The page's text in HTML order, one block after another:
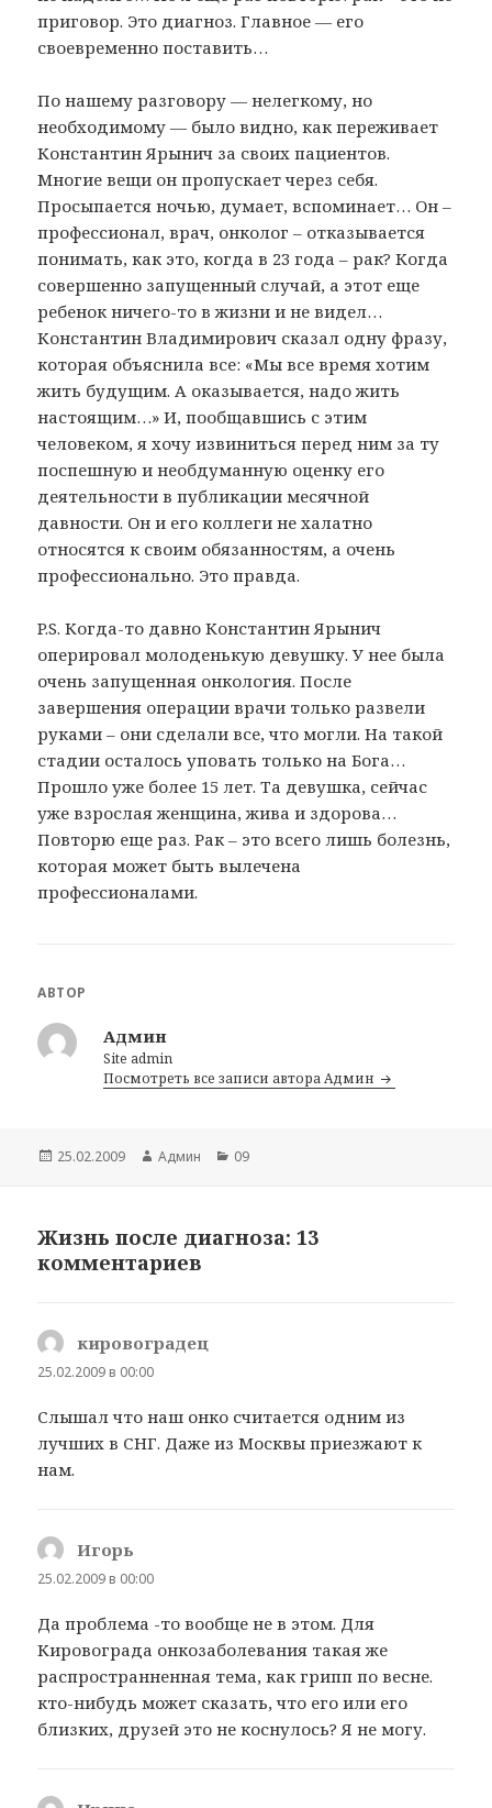
приговор. Это диагноз. Главное — его
своевременно поставить…
По нашему разговору — нелегкому, но
необходимому — было видно, как переживает
Константин Ярынич за своих пациентов.
Многие вещи он пропускает через себя.
Просыпается ночью, думает, вспоминает… Он –
профессионал, врач, онколог – отказывается
понимать, как это, когда в 23 года – рак? Когда
совершенно запущенный случай, а этот еще
ребенок ничего-то в жизни и не видел…
Константин Владимирович сказал одну фразу,
которая объяснила все: «Мы все время хотим
жить будущим. А оказывается, надо жить
настоящим…» И, пообщавшись с этим
человеком, я хочу извиниться перед ним за ту
поспешную и необдуманную оценку его
деятельности в публикации месячной
давности. Он и его коллеги не халатно
относятся к своим обязанностям, а очень
профессионально. Это правда.
P.S. Когда-то давно Константин Ярынич
оперировал молоденькую девушку. У нее была
очень запущенная онкология. После
завершения операции врачи только развели
руками – они сделали все, что могли. На такой
стадии осталось уповать только на Бога…
Прошло уже более 15 лет. Та девушка, сейчас
уже взрослая женщина, жива и здорова…
Повторю еще раз. Рак – это всего лишь болезнь,
которая может быть вылечена
профессионалами.
АВТОР
Админ
Site admin
Посмотреть все записи автора Админ
Опубликовано
25.02.2009 Автор
Админ Рубрики
09
Жизнь после диагноза: 13
комментариев
кировоградец
25.02.2009 в 00:00
Слышал что наш онко считается одним из
лучших в СНГ. Даже из Москвы приезжают к
нам.
Игорь
25.02.2009 в 00:00
Да проблема -то вообще не в этом. Для
Кировограда онкозаболевания такая же
распространненная тема, как грипп по весне.
кто-нибудь может сказать, что его или его
близких, друзей это не коснулось? Я не могу.